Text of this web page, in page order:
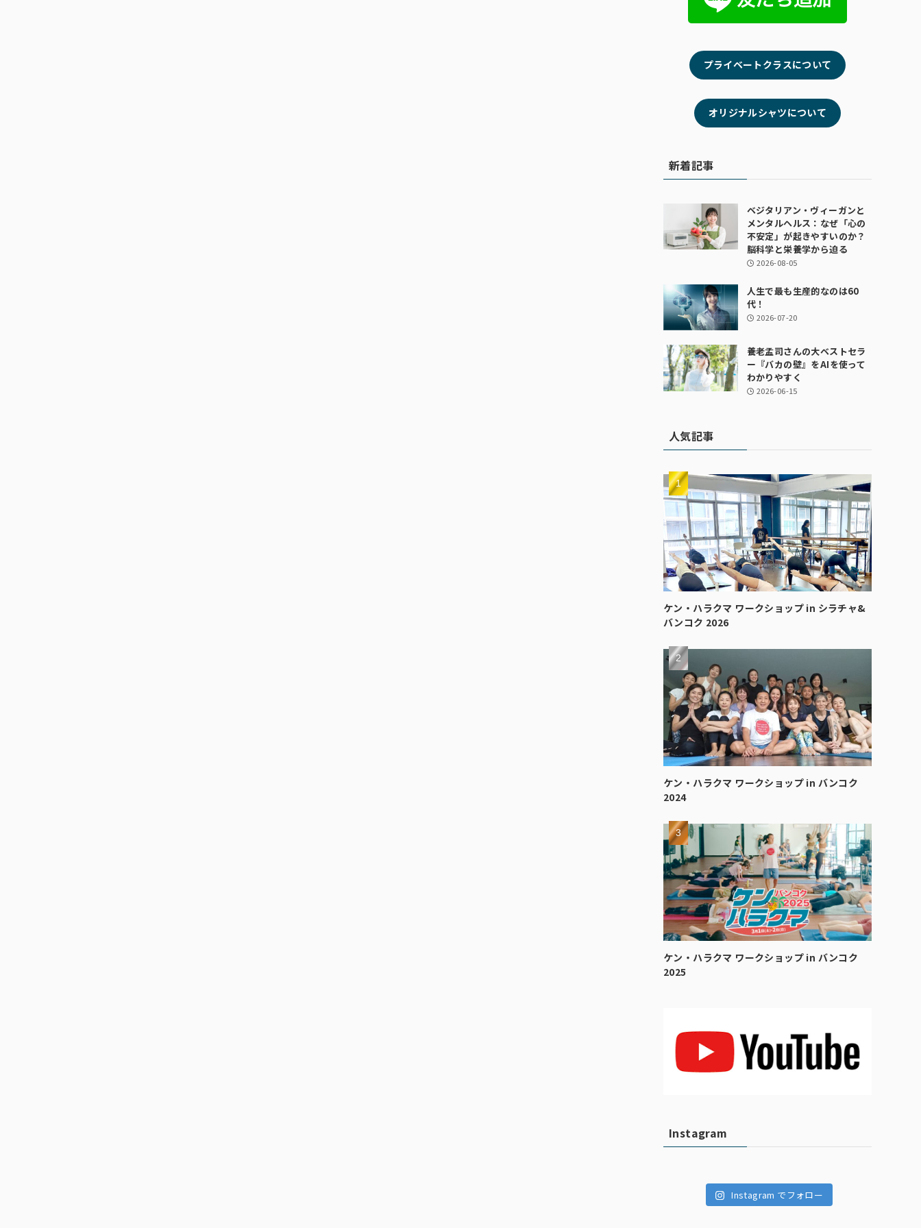
プライベートクラスについて
オリジナルシャツについて
新着記事
ベジタリアン・ヴィーガンと
メンタルヘルス：なぜ「心の
不安定」が起きやすいのか？
脳科学と栄養学から迫る
2026-08-05
人生で最も生産的なのは60
代！
2026-07-20
養老孟司さんの大ベストセラ
ー『バカの壁』をAIを使って
わかりやすく
2026-06-15
人気記事
ケン・ハラクマ ワークショップ in シラチャ&
バンコク 2026
ケン・ハラクマ ワークショップ in バンコク
2024
ケン・ハラクマ ワークショップ in バンコク
2025
Instagram
Instagram でフォロー